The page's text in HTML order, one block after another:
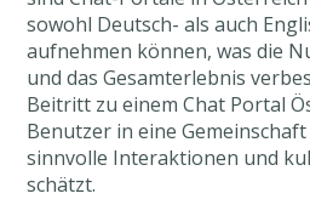
sowohl Deutsch- als auch
aufnehmen können, was die
und das Gesamterlebnis
Beitritt zu einem Chat Portal
Benutzer in eine
sinnvolle Interaktionen und
schätzt.